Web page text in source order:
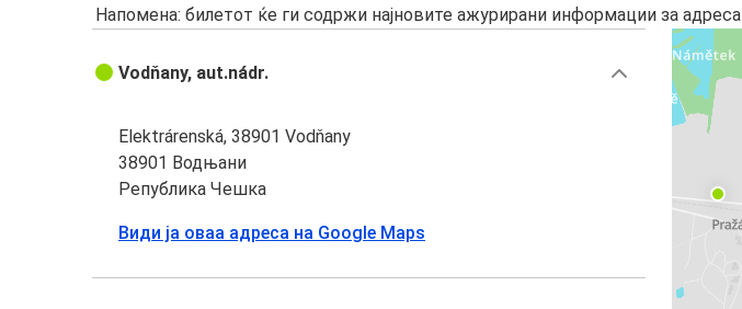
Напомена: билетот ќе ги содржи најновите ажурирани информации за адреса
Vodňany, aut.nádr.
Elektrárenská, 38901 Vodňany
38901 Водњани
Република Чешка
Види ја оваа адреса на Google Maps